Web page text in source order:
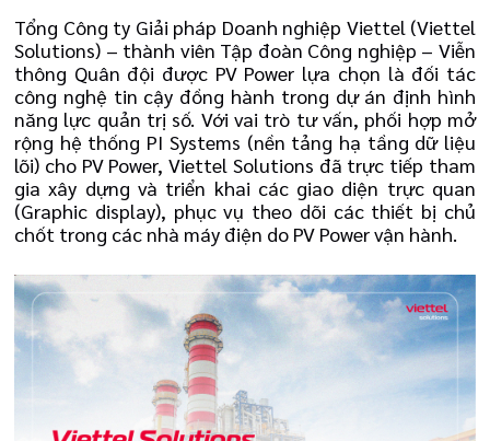
Tổng Công ty Giải pháp Doanh nghiệp Viettel (Viettel
Solutions) – thành viên Tập đoàn Công nghiệp – Viễn
thông Quân đội được PV Power lựa chọn là đối tác
công nghệ tin cậy đồng hành trong dự án định hình
năng lực quản trị số. Với vai trò tư vấn, phối hợp mở
rộng hệ thống PI Systems (nền tảng hạ tầng dữ liệu
lõi) cho PV Power, Viettel Solutions đã trực tiếp tham
gia xây dựng và triển khai các giao diện trực quan
(Graphic display), phục vụ theo dõi các thiết bị chủ
chốt trong các nhà máy điện do PV Power vận hành.